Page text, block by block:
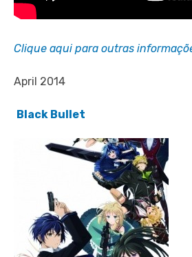
Clique aqui para outras
April 2014
Black Bullet